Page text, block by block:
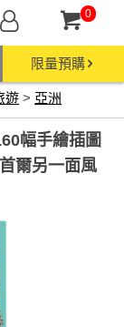
0
限量預購
遊 > 亞洲
幅手繪插圖
爾另一面風